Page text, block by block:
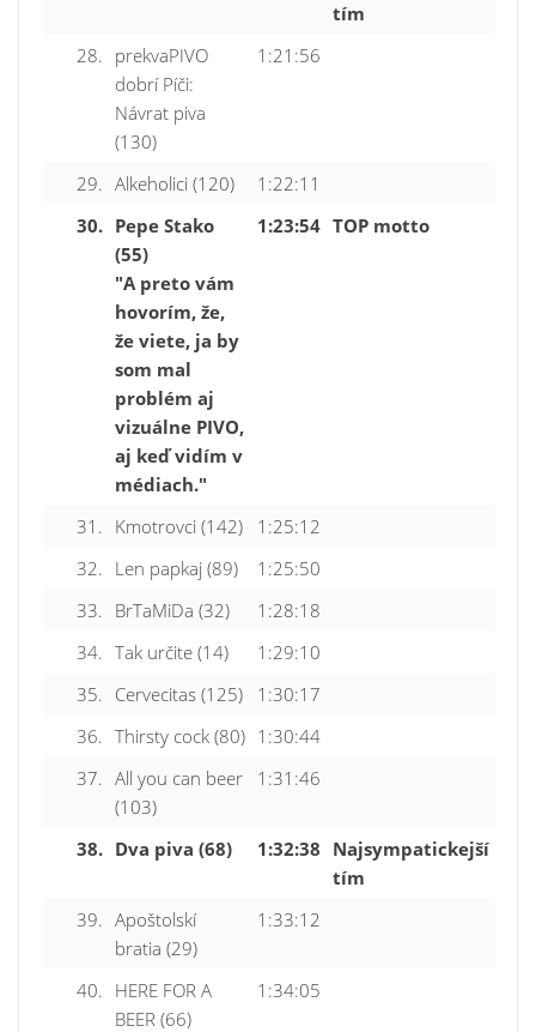
tím
28. prekvaPIVO
dobrí Píči:
Návrat piva
(130)
1:21:56
29. Alkeholici (120)
1:22:11
30. Pepe Stako
(55)
"A preto vám
hovorím, že,
že viete, ja by
som mal
problém aj
vizuálne PIVO,
aj keď vidím v
médiach."
1:23:54 TOP motto
31. Kmotrovci (142)
1:25:12
32. Len papkaj (89)
1:25:50
33. BrTaMiDa (32)
1:28:18
34. Tak určite (14)
1:29:10
35. Cervecitas (125)
1:30:17
36. Thirsty cock (80) 1:30:44
37. All you can beer
(103)
1:31:46
38. Dva piva (68) 1:32:38 Najsympatickejší
tím
39. Apoštolskí
bratia (29)
1:33:12
40. HERE FOR A
BEER (66)
1:34:05